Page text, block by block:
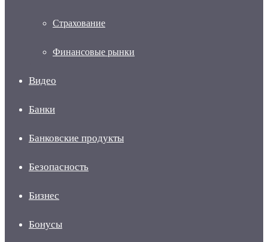
Страхование
Финансовые рынки
Видео
Банки
Банковские продукты
Безопасность
Бизнес
Бонусы